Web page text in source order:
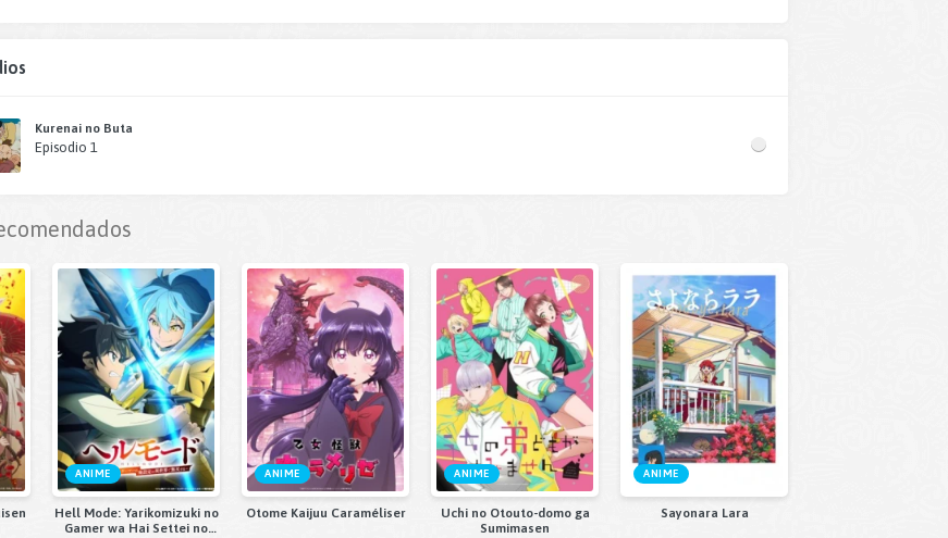
Kurenai no Buta
Episodio 1
ANIME
Hell Mode: Yarikomizuki no
Gamer wa Hai Settei no
ANIME
Otome Kaijuu Caraméliser
ANIME
Uchi no Otouto-domo ga
Sumimasen
ANIME
Sayonara Lara